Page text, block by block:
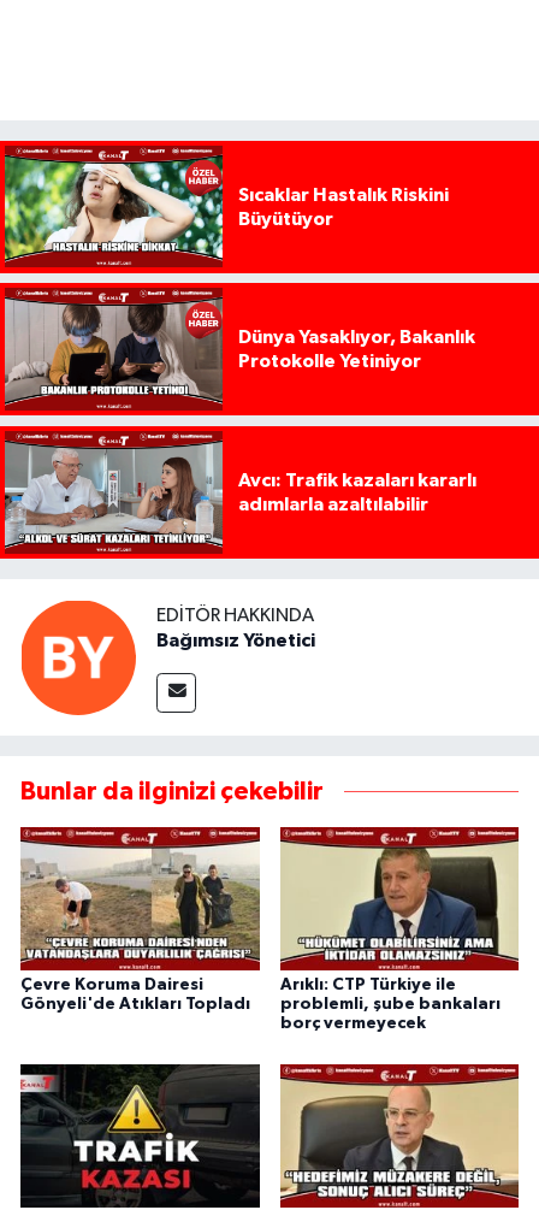
Sıcaklar Hastalık Riskini
Büyütüyor
Dünya Yasaklıyor, Bakanlık
Protokolle Yetiniyor
Avcı: Trafik kazaları kararlı
adımlarla azaltılabilir
EDITÖR HAKKINDA
Bağımsız Yönetici
Bunlar da ilginizi çekebilir
Çevre Koruma Dairesi
Gönyeli'de Atıkları Topladı
Arıklı: CTP Türkiye ile
problemli, şube bankaları
borç vermeyecek